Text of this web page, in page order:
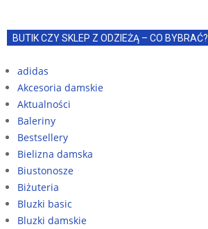
BUTIK CZY SKLEP Z ODZIEŻĄ – CO BYBRAĆ?
adidas
Akcesoria damskie
Aktualności
Baleriny
Bestsellery
Bielizna damska
Biustonosze
Biżuteria
Bluzki basic
Bluzki damskie